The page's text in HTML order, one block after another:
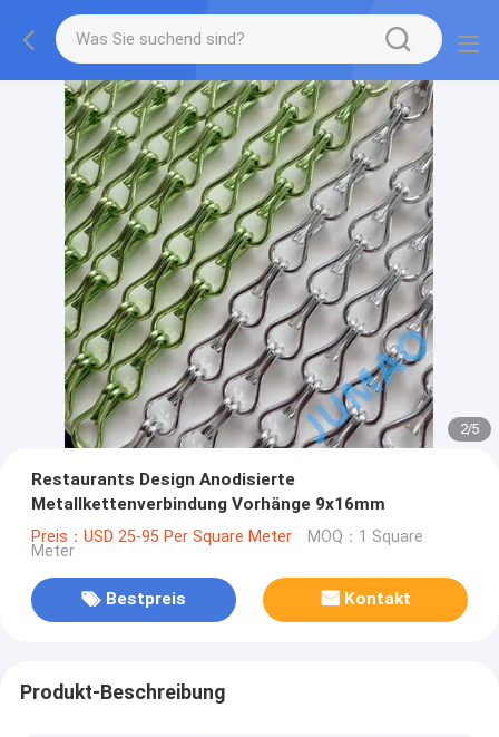
2/5
Restaurants Design Anodisierte
Metallkettenverbindung Vorhänge 9x16mm
Preis：USD 25-95 Per Square Meter MOQ：1 Square
Meter
Bestpreis Kontakt
Produkt-Beschreibung